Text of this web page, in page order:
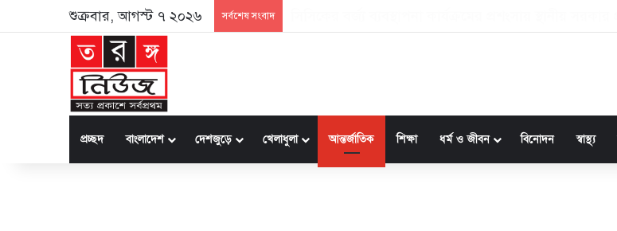
শুক্রবার, আগস্ট ৭ ২০২৬ সর্বশেষ সংবাদ
প্রচ্ছদ বাংলাদেশ দেশজুড়ে খেলাধুলা আন্তর্জাতিক শিক্ষা ধর্ম ও জীবন বিনোদন স্বাস্থ্য